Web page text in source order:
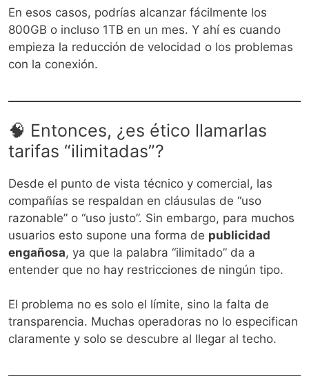
En esos casos, podrías alcanzar fácilmente los
800GB o incluso 1TB en un mes. Y ahí es cuando
empieza la reducción de velocidad o los problemas
con la conexión.
🧠 Entonces, ¿es ético llamarlas
tarifas “ilimitadas”?
Desde el punto de vista técnico y comercial, las
compañías se respaldan en cláusulas de “uso
razonable” o “uso justo”. Sin embargo, para muchos
usuarios esto supone una forma de publicidad
engañosa, ya que la palabra “ilimitado” da a
entender que no hay restricciones de ningún tipo.
El problema no es solo el límite, sino la falta de
transparencia. Muchas operadoras no lo especifican
claramente y solo se descubre al llegar al techo.